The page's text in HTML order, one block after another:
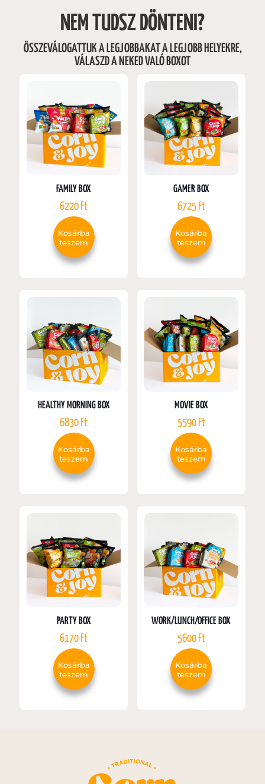
NEM TUDSZ DÖNTENI?
ÖSSZEVÁLOGATTUK A LEGJOBBAKAT A LEGJOBB HELYEKRE,
VÁLASZD A NEKED VALÓ BOXOT
FAMILY BOX
6220 Ft
Kosárba
teszem
GAMER BOX
6725 Ft
Kosárba
teszem
HEALTHY MORNING BOX
6830 Ft
Kosárba
teszem
MOVIE BOX
5590 Ft
Kosárba
teszem
PARTY BOX
6170 Ft
Kosárba
teszem
WORK/LUNCH/OFFICE BOX
5600 Ft
Kosárba
teszem